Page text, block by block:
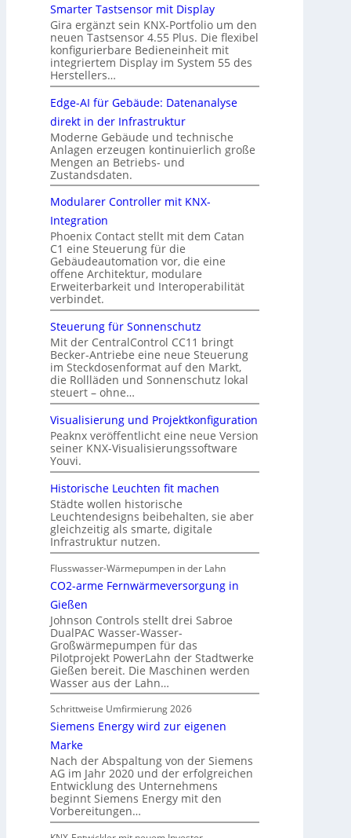
Smarter Tastsensor mit Display
Gira ergänzt sein KNX-Portfolio um den
neuen Tastsensor 4.55 Plus. Die flexibel
konfigurierbare Bedieneinheit mit
integriertem Display im System 55 des
Herstellers…
Edge-AI für Gebäude: Datenanalyse
direkt in der Infrastruktur
Moderne Gebäude und technische
Anlagen erzeugen kontinuierlich große
Mengen an Betriebs- und
Zustandsdaten.
Modularer Controller mit KNX-
Integration
Phoenix Contact stellt mit dem Catan
C1 eine Steuerung für die
Gebäudeautomation vor, die eine
offene Architektur, modulare
Erweiterbarkeit und Interoperabilität
verbindet.
Steuerung für Sonnenschutz
Mit der CentralControl CC11 bringt
Becker-Antriebe eine neue Steuerung
im Steckdosenformat auf den Markt,
die Rollläden und Sonnenschutz lokal
steuert – ohne…
Visualisierung und Projektkonfiguration
Peaknx veröffentlicht eine neue Version
seiner KNX-Visualisierungssoftware
Youvi.
Historische Leuchten fit machen
Städte wollen historische
Leuchtendesigns beibehalten, sie aber
gleichzeitig als smarte, digitale
Infrastruktur nutzen.
Flusswasser-Wärmepumpen in der Lahn
CO2-arme Fernwärmeversorgung in
Gießen
Johnson Controls stellt drei Sabroe
DualPAC Wasser-Wasser-
Großwärmepumpen für das
Pilotprojekt PowerLahn der Stadtwerke
Gießen bereit. Die Maschinen werden
Wasser aus der Lahn…
Schrittweise Umfirmierung 2026
Siemens Energy wird zur eigenen
Marke
Nach der Abspaltung von der Siemens
AG im Jahr 2020 und der erfolgreichen
Entwicklung des Unternehmens
beginnt Siemens Energy mit den
Vorbereitungen…